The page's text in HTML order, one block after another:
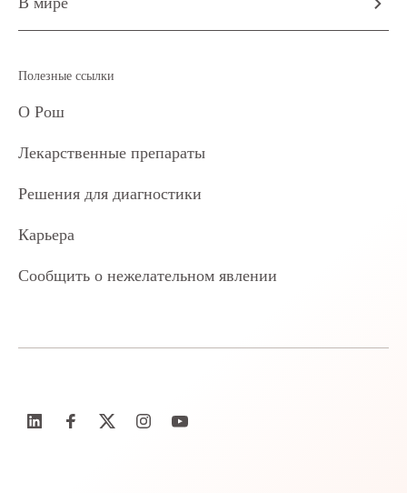
Полезные ссылки
О Рош
Лекарственные препараты
Решения для диагностики
Карьера
Сообщить о нежелательном явлении